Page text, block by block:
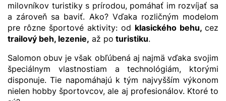
milovníkov turistiky s prírodou, pomáhať im rozvíjať sa
a zároveň sa baviť. Ako? Vďaka rozličným modelom
pre rôzne športové aktivity: od klasického behu, cez
trailový beh, lezenie, až po turistiku.
Salomon obuv je však obľúbená aj najmä vďaka svojim
špeciálnym vlastnostiam a technológiám, ktorými
disponuje. Tie napomáhajú k tým najvyšším výkonom
nielen hobby športovcov, ale aj profesionálov. Ktoré to